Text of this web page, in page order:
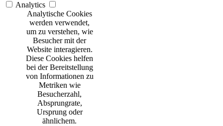
Analytics
Analytische Cookies
werden verwendet,
um zu verstehen, wie
Besucher mit der
Website interagieren.
Diese Cookies helfen
bei der Bereitstellung
von Informationen zu
Metriken wie
Besucherzahl,
Absprungrate,
Ursprung oder
ähnlichem.